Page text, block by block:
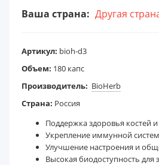
Ваша страна: Другая
Артикул: bioh-d3
Объем: 180 капс
Производитель: BioHerb
Страна: Россия
Поддержка здоровья костей
Укрепление иммунной
Улучшение настроения и
Высокая биодоступность для